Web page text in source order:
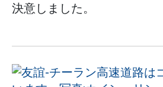
決意しました。